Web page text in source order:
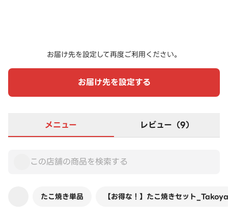
お届け先を設定して再度ご利用ください。
お届け先を設定する
メニュー レビュー（9）
たこ焼き単品 【お得な！】たこ焼きセット_Takoya